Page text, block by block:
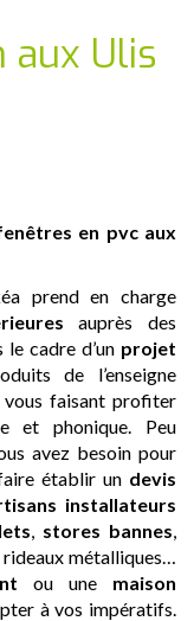
aux Ulis
en pvc aux
prend en charge
auprès des
cadre d’un projet
de l’enseigne
faisant profiter
et phonique. Peu
avez besoin pour
faire établir un devis
installateurs
stores bannes
, rideaux métalliques…
ou une maison
à vos impératifs.